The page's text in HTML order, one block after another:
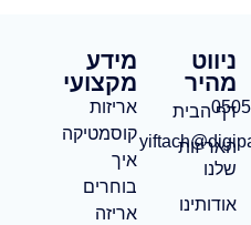
ניווט
מהיר
דף הבית
האריזות
שלנו
אודותינו
מידע
מקצועי
אריזות
קוסמטיקה:
איך
בוחרים
אריזה